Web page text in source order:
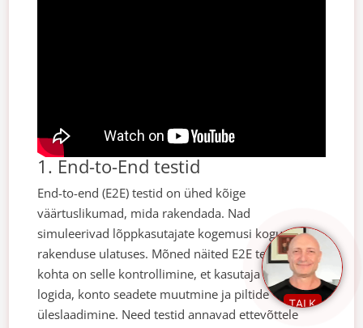
1. End-to-End testid
End-to-end (E2E) testid on ühed kõige
väärtuslikumad, mida rakendada. Nad
simuleerivad lõppkasutajate kogemusi kogu
rakenduse ulatuses. Mõned näited E2E testide
kohta on selle kontrollimine, et kasutaja saab sisse
logida, konto seadete muutmine ja piltide
üleslaadimine. Need testid annavad ettevõttele
TALK